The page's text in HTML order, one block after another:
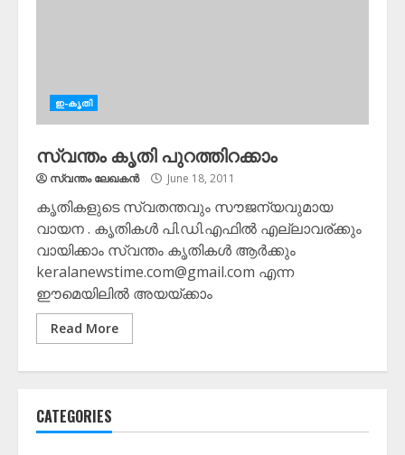
ഇ-കൃതി
സ്വന്തം കൃതി പുറത്തിറക്കാം
സ്വന്തം ലേഖകന്‍ June 18, 2011
കൃതികളുടെ സ്വതന്തവും സൗജന്യവുമായ
വായന . കൃതികള്‍ പി.ഡി.എഫില്‍ എല്ലാവര്ക്കും
വായിക്കാം സ്വന്തം കൃതികള്‍ ആര്‍ക്കും
keralanewstime.com@gmail.com എന്ന
ഈമെയിലില്‍ അയയ്ക്കാം
Read More
CATEGORIES